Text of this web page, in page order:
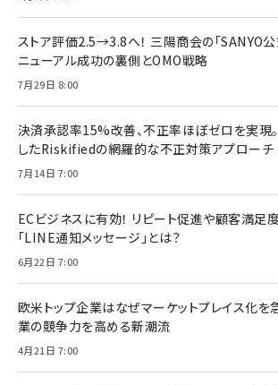
ストア評価2.5→3.8へ！ 三陽商会の「SANYO公
ニューアル成功の裏側とOMO戦略
7月29日 8:00
決済承認率15%改善、不正率ほぼゼロを実現。
したRiskifiedの網羅的な不正対策アプローチ
7月14日 7:00
ECビジネスに有効！ リピート促進や顧客満足
「LINE通知メッセージ」とは？
6月22日 7:00
欧米トップ企業はなぜマーケットプレイス化
業の競争力を高める新潮流
4月21日 7:00